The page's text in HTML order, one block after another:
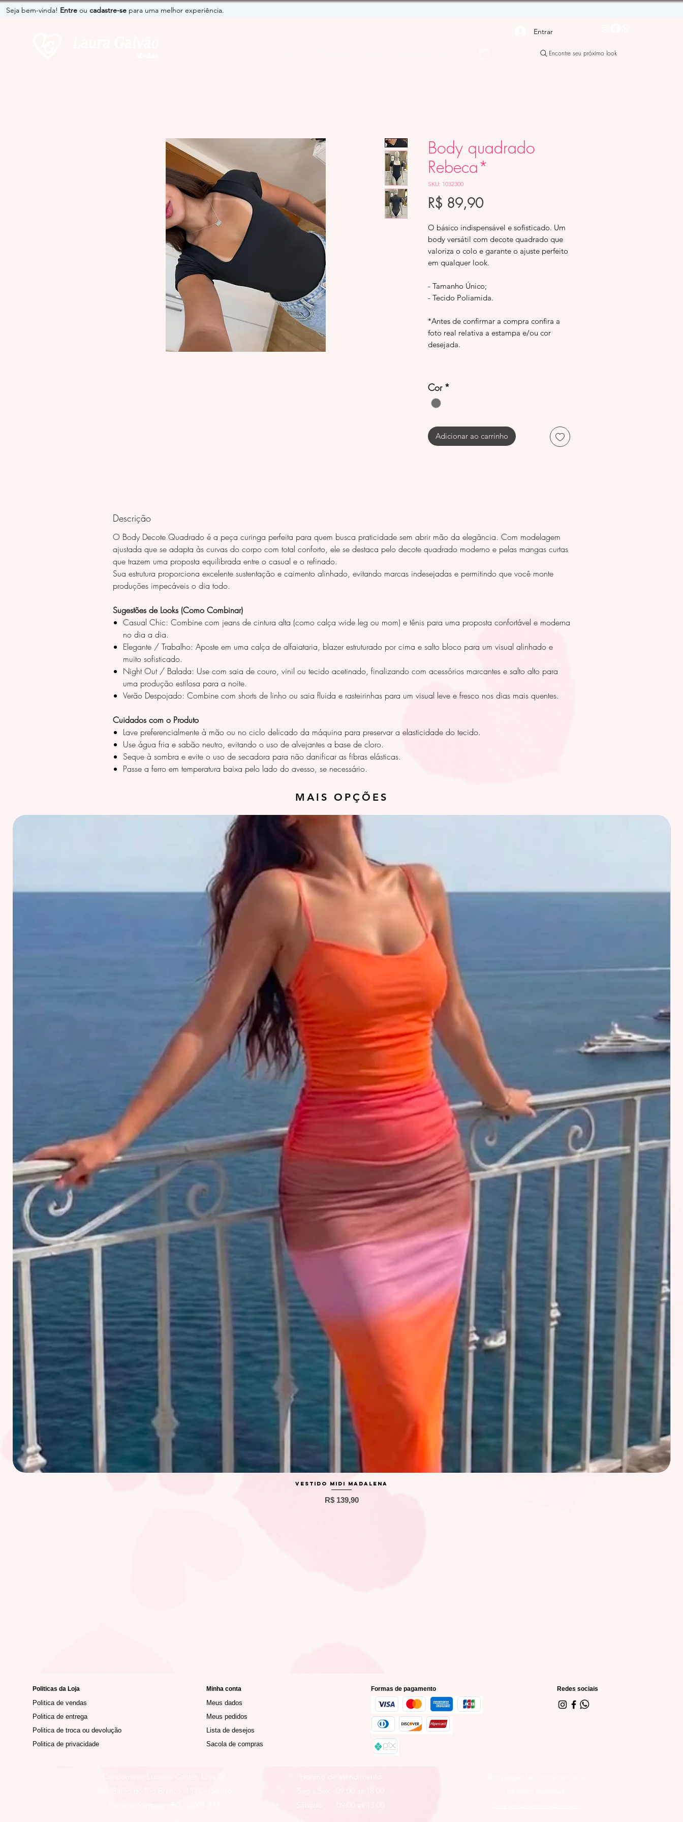
Seja bem-vinda! Entre ou cadastre-se para uma melhor experiência.
Entrar
Encontre seu próximo look
Body quadrado
Rebeca*
SKU: 1032300
R$ 89,90Preço
O básico indispensável e sofisticado. Um
body versátil com decote quadrado que
valoriza o colo e garante o ajuste perfeito
em qualquer look.
- Tamanho Único;
- Tecido Poliamida.
*Antes de confirmar a compra confira a
foto real relativa a estampa e/ou cor
desejada.
Cor *
Adicionar ao carrinho
Descrição
O Body Decote Quadrado é a peça curinga perfeita para quem busca praticidade sem abrir mão da elegância. Com modelagem
ajustada que se adapta às curvas do corpo com total conforto, ele se destaca pelo decote quadrado moderno e pelas mangas curtas
que trazem uma proposta equilibrada entre o casual e o refinado.
Sua estrutura proporciona excelente sustentação e caimento alinhado, evitando marcas indesejadas e permitindo que você monte
produções impecáveis o dia todo.
Sugestões de Looks (Como Combinar)
Casual Chic: Combine com jeans de cintura alta (como calça wide leg ou mom) e tênis para uma proposta confortável e moderna
no dia a dia.
Elegante / Trabalho: Aposte em uma calça de alfaiataria, blazer estruturado por cima e salto bloco para um visual alinhado e
muito sofisticado.
Night Out / Balada: Use com saia de couro, vinil ou tecido acetinado, finalizando com acessórios marcantes e salto alto para
uma produção estilosa para a noite.
Verão Despojado: Combine com shorts de linho ou saia fluida e rasteirinhas para um visual leve e fresco nos dias mais quentes.
Cuidados com o Produto
Lave preferencialmente à mão ou no ciclo delicado da máquina para preservar a elasticidade do tecido.
Use água fria e sabão neutro, evitando o uso de alvejantes a base de cloro.
Seque à sombra e evite o uso de secadora para não danificar as fibras elásticas.
Passe a ferro em temperatura baixa pelo lado do avesso, se necessário.
MAIS OPÇÕES
Visualização rápida
Vestido Midi Madalena
Preço
R$ 139,90
Politicas da Loja
Politica de vendas
Politica de entrega
Politica de troca ou devolução
Politica de privacidade
Minha conta
Meus dados
Meus pedidos
Lista de desejos
Sacola de compras
Formas de pagamento Redes sociais